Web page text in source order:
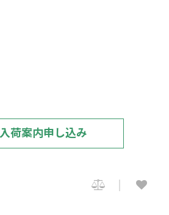
入荷案内申し込み